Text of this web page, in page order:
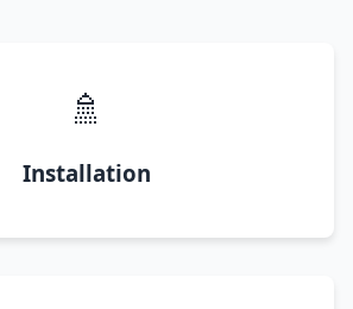
🚿
Installation